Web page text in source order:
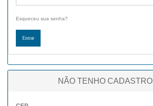
Esqueceu sua senha?
NÃO TENHO CADASTRO